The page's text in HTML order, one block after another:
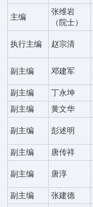
主编
张维岩
（院士）
执行主编 赵宗清
副主编 邓建军
副主编
丁永坤
副主编
黄文华
副主编 彭述明
副主编
唐传祥
副主编 唐淳
副主编
张建德